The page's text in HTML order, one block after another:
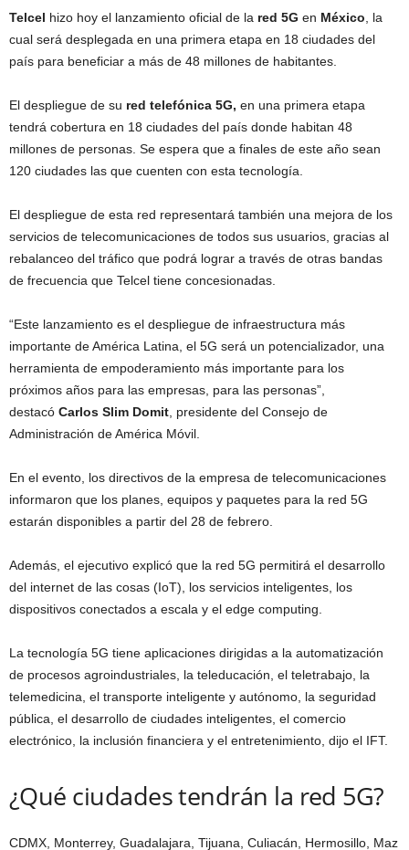
Telcel hizo hoy el lanzamiento oficial de la red 5G en México , la
cual será desplegada en una primera etapa en 18 ciudades del
país para beneficiar a más de 48 millones de habitantes.
El despliegue de su red telefónica 5G, en una primera etapa
tendrá cobertura en 18 ciudades del país donde habitan 48
millones de personas. Se espera que a finales de este año sean
120 ciudades las que cuenten con esta tecnología.
El despliegue de esta red representará también una mejora de los
servicios de telecomunicaciones de todos sus usuarios, gracias al
rebalanceo del tráfico que podrá lograr a través de otras bandas
de frecuencia que Telcel tiene concesionadas.
“Este lanzamiento es el despliegue de infraestructura más
importante de América Latina, el 5G será un potencializador, una
herramienta de empoderamiento más importante para los
próximos años para las empresas, para las personas”,
destacó Carlos Slim Domit , presidente del Consejo de
Administración de América Móvil.
En el evento, los directivos de la empresa de telecomunicaciones
informaron que los planes, equipos y paquetes para la red 5G
estarán disponibles a partir del 28 de febrero.
Además, el ejecutivo explicó que la red 5G permitirá el desarrollo
del internet de las cosas (IoT), los servicios inteligentes, los
dispositivos conectados a escala y el edge computing.
La tecnología 5G tiene aplicaciones dirigidas a la automatización
de procesos agroindustriales, la teleducación, el teletrabajo, la
telemedicina, el transporte inteligente y autónomo, la seguridad
pública, el desarrollo de ciudades inteligentes, el comercio
electrónico, la inclusión financiera y el entretenimiento, dijo el IFT.
¿Qué ciudades tendrán la red 5G?
CDMX, Monterrey, Guadalajara, Tijuana, Culiacán, Hermosillo, Maz